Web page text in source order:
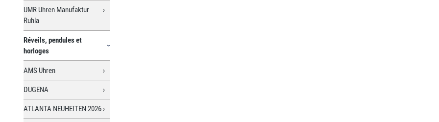
UMR Uhren Manufaktur
Ruhla
Réveils, pendules et
horloges
AMS Uhren
DUGENA
ATLANTA NEUHEITEN 2026